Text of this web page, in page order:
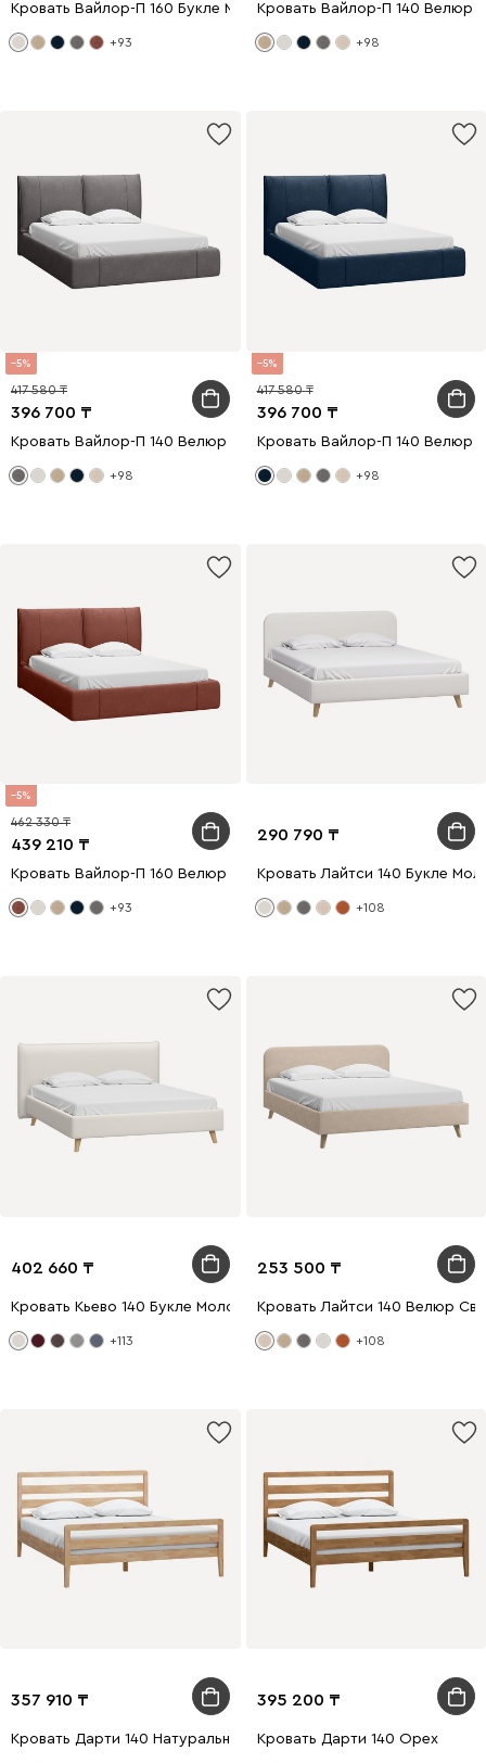
Кровать Вайлор-П 160 Букле Молочный
+93
Кровать Вайлор-П 140 Велюр
+98
5
396 700
417 580
Кровать Вайлор-П 140 Велюр Серый
+98
5
396 700
417 580
Кровать Вайлор-П 140 Велюр
+98
5
439 210
462 330
Кровать Вайлор-П 160 Велюр Терракотовый
+93
290 790
Кровать Лайтси 140 Букле
+108
402 660
Кровать Кьево 140 Букле Молочный
+113
253 500
Кровать Лайтси 140 Велюр
+108
357 910
Кровать Дарти 140 Натуральный
395 200
Кровать Дарти 140 Ореx